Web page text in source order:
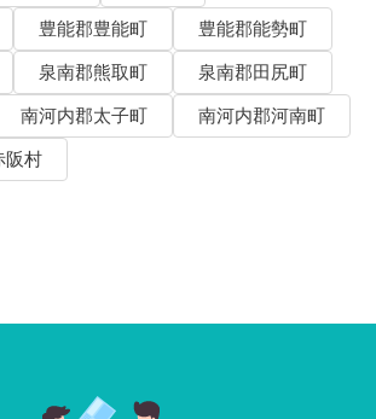
豊能郡豊能町
豊能郡能勢町
泉南郡熊取町
泉南郡田尻町
南河内郡太子町
南河内郡河南町
阪村